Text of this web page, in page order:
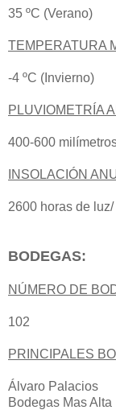
35 ºC (Verano)
TEMPERATURA
-4 ºC (Invierno)
PLUVIOMETRÍA
400-600
INSOLACIÓN
2600 horas de
BODEGAS:
NÚMERO DE
102
PRINCIPALES
Álvaro Palacios
Bodegas Mas Alta